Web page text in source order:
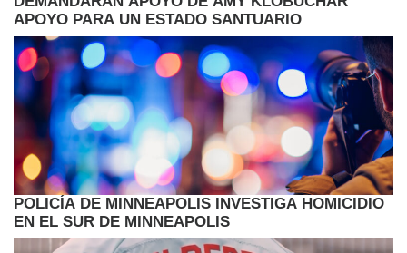
APOYO PARA UN ESTADO SANTUARIO
POLICÍA DE MINNEAPOLIS INVESTIGA HOMICIDIO
EN EL SUR DE MINNEAPOLIS